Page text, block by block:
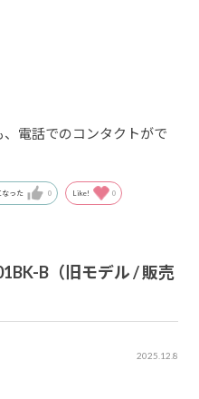
電話でのコンタクトがで
った 0 Like! 0
B（旧モデル / 販売
2025.12.8